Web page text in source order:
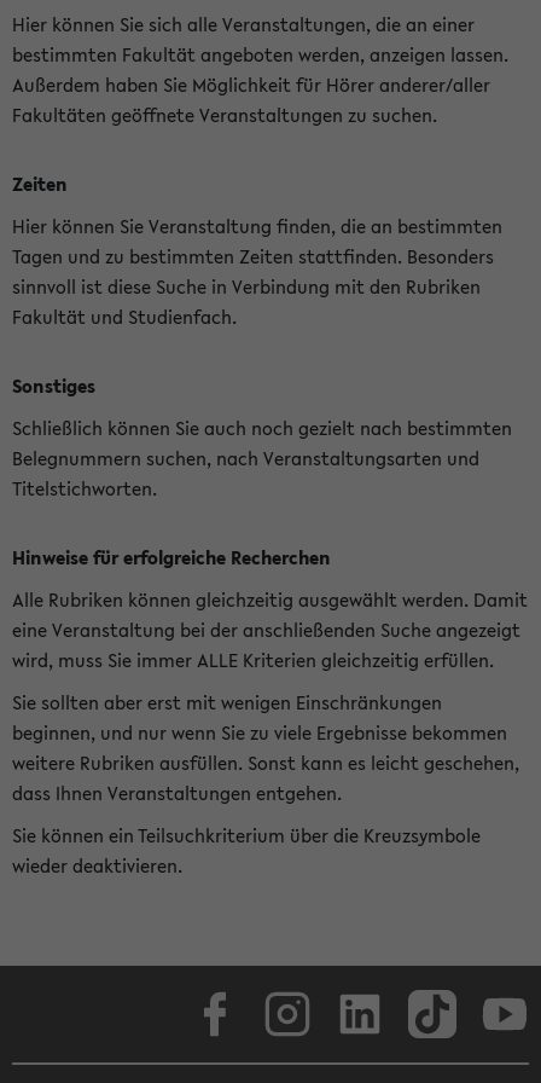
Hier können Sie sich alle Veranstaltungen, die an einer
bestimmten Fakultät angeboten werden, anzeigen lassen.
Außerdem haben Sie Möglichkeit für Hörer anderer/aller
Fakultäten geöffnete Veranstaltungen zu suchen.
Zeiten
Hier können Sie Veranstaltung finden, die an bestimmten
Tagen und zu bestimmten Zeiten stattfinden. Besonders
sinnvoll ist diese Suche in Verbindung mit den Rubriken
Fakultät und Studienfach.
Sonstiges
Schließlich können Sie auch noch gezielt nach bestimmten
Belegnummern suchen, nach Veranstaltungsarten und
Titelstichworten.
Hinweise für erfolgreiche Recherchen
Alle Rubriken können gleichzeitig ausgewählt werden. Damit
eine Veranstaltung bei der anschließenden Suche angezeigt
wird, muss Sie immer ALLE Kriterien gleichzeitig erfüllen.
Sie sollten aber erst mit wenigen Einschränkungen
beginnen, und nur wenn Sie zu viele Ergebnisse bekommen
weitere Rubriken ausfüllen. Sonst kann es leicht geschehen,
dass Ihnen Veranstaltungen entgehen.
Sie können ein Teilsuchkriterium über die Kreuzsymbole
wieder deaktivieren.